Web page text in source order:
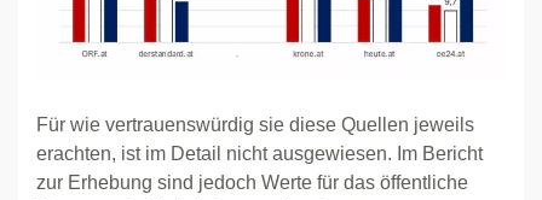
Für wie vertrauenswürdig sie diese Quellen jeweils
erachten, ist im Detail nicht ausgewiesen. Im Bericht
zur Erhebung sind jedoch Werte für das öffentliche